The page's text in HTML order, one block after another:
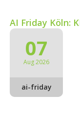
AI Friday Köln:
07
Aug 2026
ai-friday